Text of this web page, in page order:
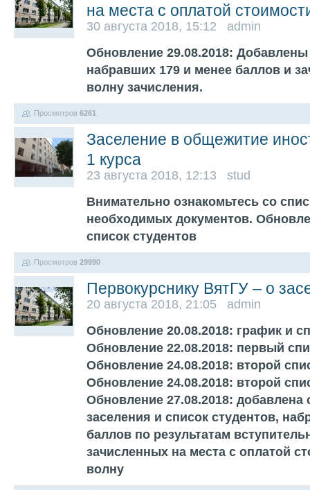
на места с оплатой
30 августа 2018, 15:12 admin
Обновление 29.08.2018: Добавлены
набравших 179 и менее баллов и
волну зачисления.
Просмотров 6261
Заселение в общежитие
1 курса
23 августа 2018, 12:13 stud
Внимательно ознакомьтесь со
необходимых документов.
список студентов
Просмотров 29990
Первокурснику ВятГУ – о
20 августа 2018, 21:05 admin
Обновление 20.08.2018: график и
Обновление 22.08.2018: первый
Обновление 24.08.2018: второй
Обновление 24.08.2018: второй
Обновление 27.08.2018: добавлена
заселения и список студентов,
баллов по результатам
зачисленных на места с оплатой
волну